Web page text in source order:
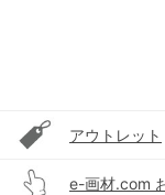
アウトレット
e-画材.com